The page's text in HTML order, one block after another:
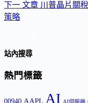
下一 文章 川普晶片關
策略
站內搜尋
熱門標籤
00940 AAPL AI